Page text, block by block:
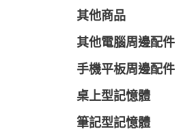
其他商品
其他電腦周邊配件
手機平板周邊配件
桌上型記憶體
筆記型記憶體